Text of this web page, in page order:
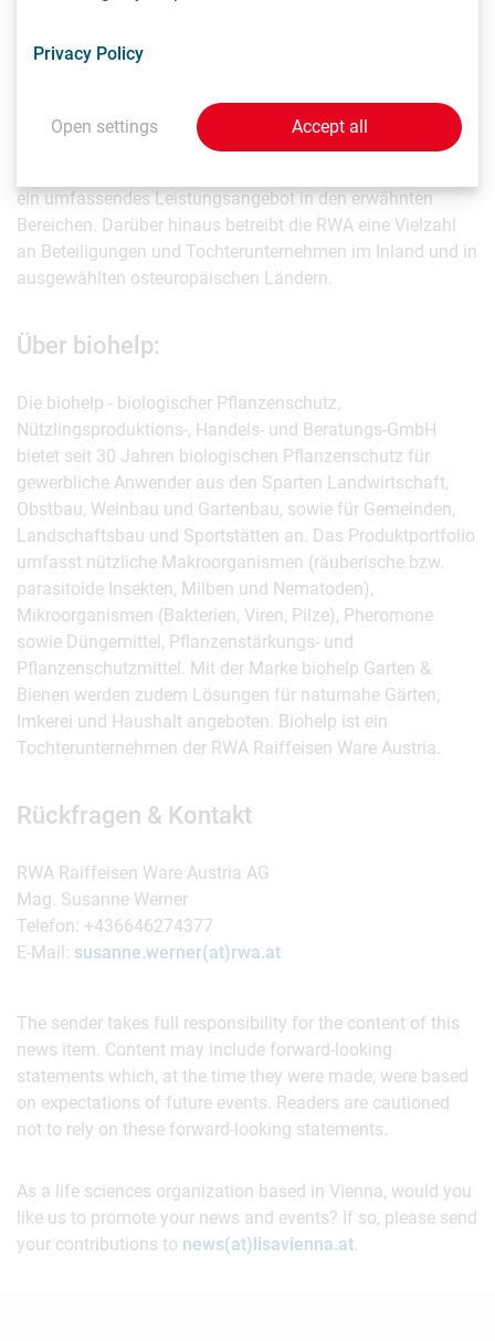
Geschäftsfeldern Agrar, Technik, Energie, Baustoffe und
Haus & Garten tätig. Als Dachorganisation der Lagerhaus-
ein umfassendes Leistungsangebot in den erwähnten
Bereichen. Darüber hinaus betreibt die RWA eine Vielzahl
an Beteiligungen und Tochterunternehmen im Inland und in
ausgewählten osteuropäischen Ländern.
Über biohelp:
Die biohelp - biologischer Pflanzenschutz,
Nützlingsproduktions-, Handels- und Beratungs-GmbH
bietet seit 30 Jahren biologischen Pflanzenschutz für
gewerbliche Anwender aus den Sparten Landwirtschaft,
Obstbau, Weinbau und Gartenbau, sowie für Gemeinden,
Landschaftsbau und Sportstätten an. Das Produktportfolio
umfasst nützliche Makroorganismen (räuberische bzw.
parasitoide Insekten, Milben und Nematoden),
Mikroorganismen (Bakterien, Viren, Pilze), Pheromone
sowie Düngemittel, Pflanzenstärkungs- und
Pflanzenschutzmittel. Mit der Marke biohelp Garten &
Bienen werden zudem Lösungen für naturnahe Gärten,
Imkerei und Haushalt angeboten. Biohelp ist ein
Tochterunternehmen der RWA Raiffeisen Ware Austria.
Rückfragen & Kontakt
RWA Raiffeisen Ware Austria AG
Mag. Susanne Werner
Telefon: +436646274377
E-Mail: susanne.werner(at)rwa.at
The sender takes full responsibility for the content of this
news item. Content may include forward-looking
statements which, at the time they were made, were based
on expectations of future events. Readers are cautioned
not to rely on these forward-looking statements.
As a life sciences organization based in Vienna, would you
like us to promote your news and events? If so, please send
your contributions to news(at)lisavienna.at.
Privacy Policy
Open settings Accept all